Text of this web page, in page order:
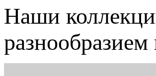
Наши
разнообразием